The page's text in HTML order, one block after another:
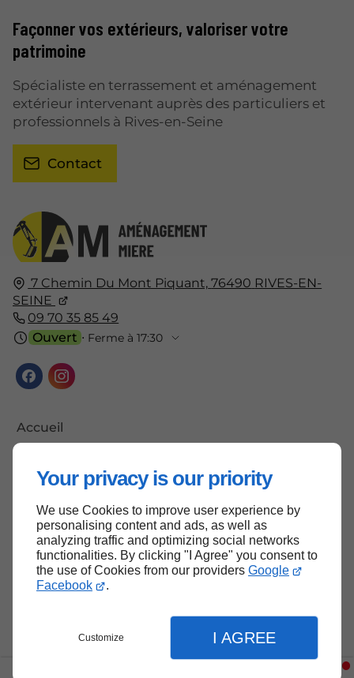
Your privacy is our priority
We use Cookies to improve user experience by
personalising content and ads, as well as
analyzing traffic and optimizing social networks
functionalities. By clicking "I Agree" you consent to
the use of Cookies from our providers Google
Facebook
.
Customize I AGREE
7 Chemin Du Mont Piquant, 76490 RIVES-EN-
SEINE
09 70 35 85 49
Ouvert ⋅ Ferme à 17:30
Accueil
Mentions légales
Plan du site
Façonner vos extérieurs, valoriser votre
patrimoine
Spécialiste en terrassement et aménagement
extérieur intervenant auprès des particuliers et
professionnels à Rives-en-Seine
Contact
Haut de page